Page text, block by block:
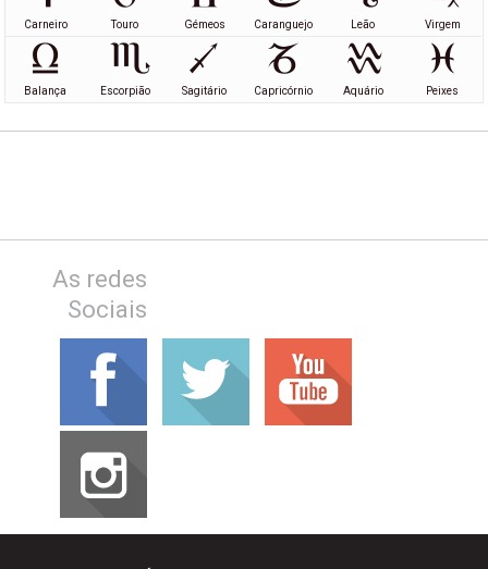
Carneiro Touro Gémeos Caranguejo Leão Virgem
Balança Escorpião Sagitário Capricórnio Aquário Peixes
As redes
Sociais